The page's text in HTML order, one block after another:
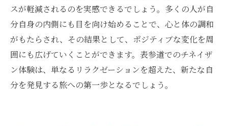
スが軽減されるのを実感できるでしょう。多くの人が自
分自身の内側にも目を向け始めることで、心と体の調和
がもたらされ、その結果として、ポジティブな変化を周
囲にも広げていくことができます。表参道でのチネイザ
ン体験は、単なるリラクゼーションを超えた、新たな自
分を発見する旅への第一歩となるでしょう。